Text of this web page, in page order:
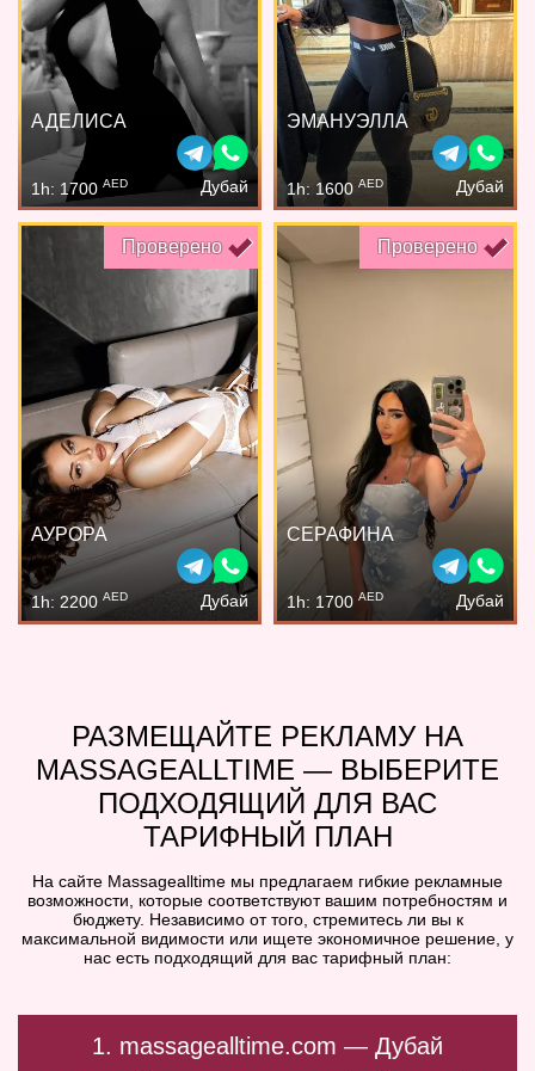
АДЕЛИСА
1h: 1700 AED Дубай
ЭМАНУЭЛЛА
1h: 1600 AED Дубай
Проверено
АУРОРА
1h: 2200 AED Дубай
Проверено
СЕРАФИНА
1h: 1700 AED Дубай
РАЗМЕЩАЙТЕ РЕКЛАМУ НА
MASSAGEALLTIME — ВЫБЕРИТЕ
ПОДХОДЯЩИЙ ДЛЯ ВАС
ТАРИФНЫЙ ПЛАН
На сайте Massagealltime мы предлагаем гибкие рекламные
возможности, которые соответствуют вашим потребностям и
бюджету. Независимо от того, стремитесь ли вы к
максимальной видимости или ищете экономичное решение, у
нас есть подходящий для вас тарифный план:
1. massagealltime.com — Дубай